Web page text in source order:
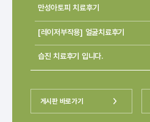
만성아토피 치료후기
[레이저부작용] 얼굴치료후기
습진 치료후기 입니다.
게시판 바로가기